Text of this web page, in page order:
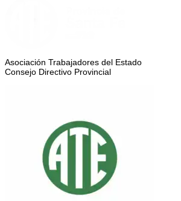
Asociación Trabajadores del Estado
Consejo Directivo Provincial